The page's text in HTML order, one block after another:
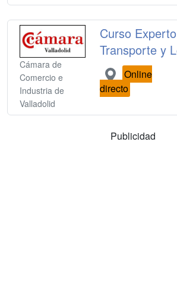
Cámara de
Comercio e
Industria de
Valladolid
Curso
Transporte y
Online
directo
Publicidad